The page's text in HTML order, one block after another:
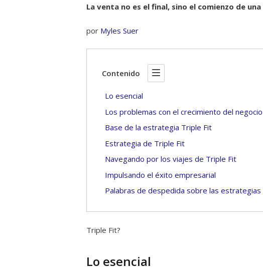
La venta no es el final, sino el comienzo de
por Myles Suer
Contenido
Lo esencial
Los problemas con el crecimiento del
Base de la estrategia Triple Fit
Estrategia de Triple Fit
Navegando por los viajes de Triple Fit
Impulsando el éxito empresarial
Palabras de despedida sobre las
Triple Fit?
Lo esencial